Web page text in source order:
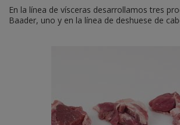
En la línea de vísceras desarrollamos tres
Baader, uno y en la línea de deshuese de